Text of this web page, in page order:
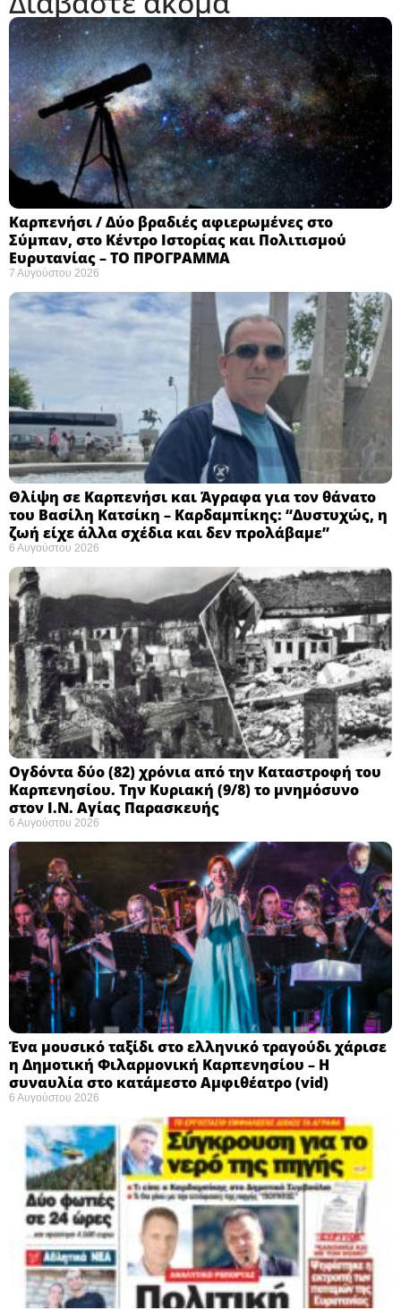
Καρπενήσι / Δύο βραδιές αφιερωμένες στο
Σύμπαν, στο Κέντρο Ιστορίας και Πολιτισμού
Ευρυτανίας – ΤΟ ΠΡΟΓΡΑΜΜΑ
7 Αυγούστου 2026
Θλίψη σε Καρπενήσι και Άγραφα για τον θάνατο
του Βασίλη Κατσίκη – Καρδαμπίκης: “Δυστυχώς, η
ζωή είχε άλλα σχέδια και δεν προλάβαμε”
6 Αυγούστου 2026
Ογδόντα δύο (82) χρόνια από την Καταστροφή του
Καρπενησίου. Την Κυριακή (9/8) το μνημόσυνο
στον Ι.Ν. Αγίας Παρασκευής
6 Αυγούστου 2026
Ένα μουσικό ταξίδι στο ελληνικό τραγούδι χάρισε
η Δημοτική Φιλαρμονική Καρπενησίου – Η
συναυλία στο κατάμεστο Αμφιθέατρο (vid)
6 Αυγούστου 2026